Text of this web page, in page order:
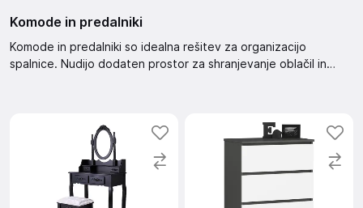
Komode in predalniki
Komode in predalniki so idealna rešitev za organizacijo
spalnice. Nudijo dodaten prostor za shranjevanje oblačil in